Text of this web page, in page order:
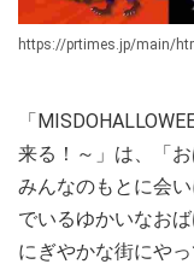
https://prtimes.jp/main/
「
来る！～」は、「
みんなのもとに会
でいるゆかいなお
にぎやかな街にや